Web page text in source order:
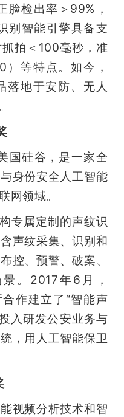
脸检出率＞99%，
别智能引擎具备支
拍＜100毫秒，准
等特点。如今，
落地于安防、无人
国硅谷，是一家全
身份安全人工智能
网领域。
专属定制的声纹识
声纹采集、识别和
控、预警、破案、
。2017年6月，
作建立了“智能声
入研发公安业务与
，用人工智能保卫
视频分析技术和智